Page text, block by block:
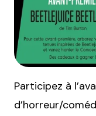
Participez à
d’horreur/